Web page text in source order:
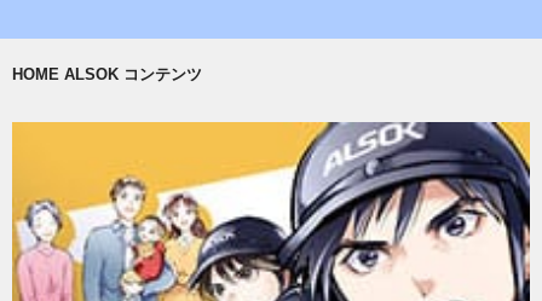
HOME ALSOK コンテンツ